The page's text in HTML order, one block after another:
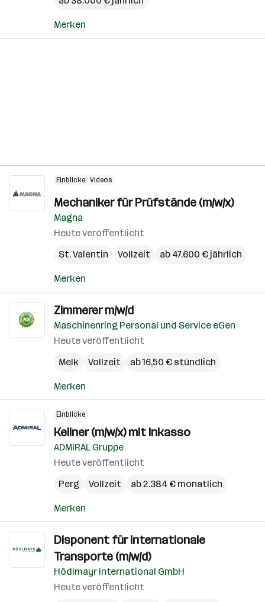
Merken
Einblicke Videos
Mechaniker für Prüfstände (m/w/x)
Magna
Heute veröffentlicht
St. Valentin
Vollzeit ab 47.600 € jährlich
Merken
Zimmerer m/w/d
Maschinenring Personal und Service eGen
Heute veröffentlicht
Melk
Vollzeit ab 16,50 € stündlich
Merken
Einblicke
Kellner (m/w/x) mit Inkasso
ADMIRAL Gruppe
Heute veröffentlicht
Perg
Vollzeit ab 2.384 € monatlich
Merken
Disponent für internationale
Transporte (m/w/d)
Hödlmayr International GmbH
Heute veröffentlicht